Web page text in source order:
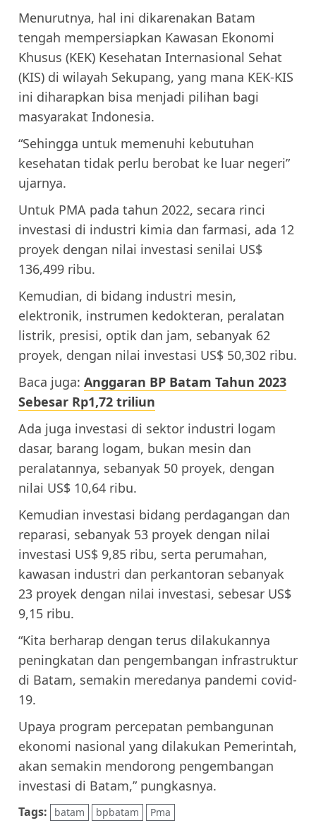
Menurutnya, hal ini dikarenakan Batam
tengah mempersiapkan Kawasan Ekonomi
Khusus (KEK) Kesehatan Internasional Sehat
(KIS) di wilayah Sekupang, yang mana KEK-KIS
ini diharapkan bisa menjadi pilihan bagi
masyarakat Indonesia.
“Sehingga untuk memenuhi kebutuhan
kesehatan tidak perlu berobat ke luar negeri”
ujarnya.
Untuk PMA pada tahun 2022, secara rinci
investasi di industri kimia dan farmasi, ada 12
proyek dengan nilai investasi senilai US$
136,499 ribu.
Kemudian, di bidang industri mesin,
elektronik, instrumen kedokteran, peralatan
listrik, presisi, optik dan jam, sebanyak 62
proyek, dengan nilai investasi US$ 50,302 ribu.
Baca juga: Anggaran BP Batam Tahun 2023
Sebesar Rp1,72 triliun
Ada juga investasi di sektor industri logam
dasar, barang logam, bukan mesin dan
peralatannya, sebanyak 50 proyek, dengan
nilai US$ 10,64 ribu.
Kemudian investasi bidang perdagangan dan
reparasi, sebanyak 53 proyek dengan nilai
investasi US$ 9,85 ribu, serta perumahan,
kawasan industri dan perkantoran sebanyak
23 proyek dengan nilai investasi, sebesar US$
9,15 ribu.
“Kita berharap dengan terus dilakukannya
peningkatan dan pengembangan infrastruktur
di Batam, semakin meredanya pandemi covid-
19.
Upaya program percepatan pembangunan
ekonomi nasional yang dilakukan Pemerintah,
akan semakin mendorong pengembangan
investasi di Batam,” pungkasnya.
Tags: batam bpbatam Pma